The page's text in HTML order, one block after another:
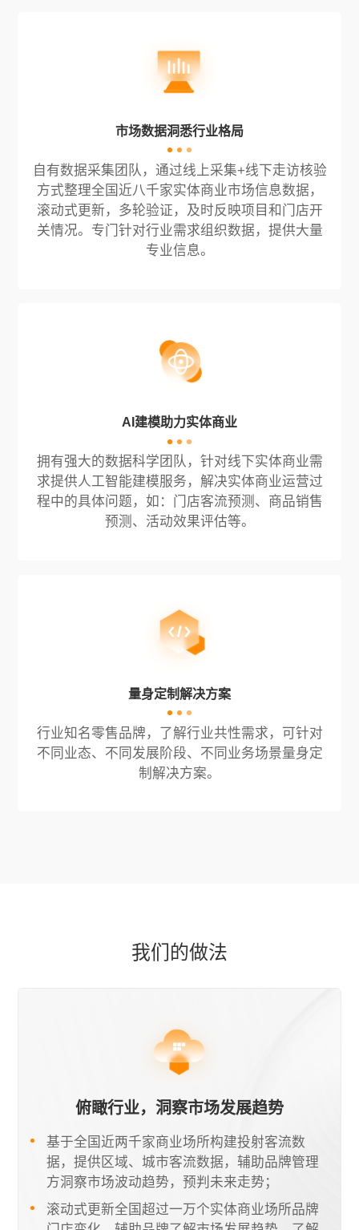
市场数据洞悉行业格局
自有数据采集团队，通过线上采集+线下走访核验
方式整理全国近八千家实体商业市场信息数据，
滚动式更新，多轮验证，及时反映项目和门店开
关情况。专门针对行业需求组织数据，提供大量
专业信息。
AI建模助力实体商业
拥有强大的数据科学团队，针对线下实体商业需
求提供人工智能建模服务，解决实体商业运营过
程中的具体问题，如：门店客流预测、商品销售
预测、活动效果评估等。
量身定制解决方案
行业知名零售品牌，了解行业共性需求，可针对
不同业态、不同发展阶段、不同业务场景量身定
制解决方案。
我们的做法
俯瞰行业，洞察市场发展趋势
基于全国近两千家商业场所构建投射客流数
据，提供区域、城市客流数据，辅助品牌管理
方洞察市场波动趋势，预判未来走势；
滚动式更新全国超过一万个实体商业场所品牌